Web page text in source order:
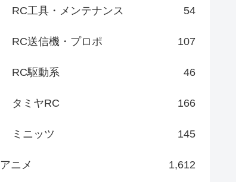
RC工具・メンテナンス 54
RC送信機・プロポ 107
RC駆動系 46
タミヤRC 166
ミニッツ 145
アニメ 1,612